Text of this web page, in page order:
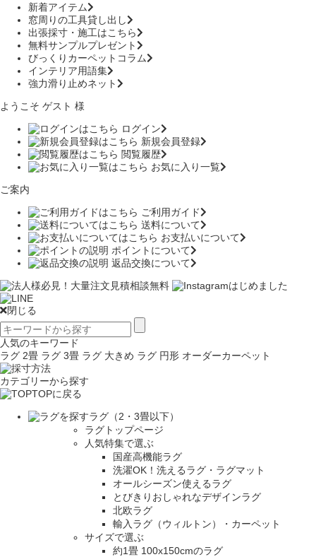
新着アイテム
窓周りの工具貸し出し
出張採寸・施工はこちら
無料サンプルプレゼント
びっくりカーペットコラム
インテリア用語集
強力滑り止めネット
ようこそ ゲスト 様
ログイン
新規会員登録
閲覧履歴
お気に入り一覧
ご案内
ご利用ガイド
送料について
お支払いについて
ポイントについて
返品交換について
閉じる
人気のキーワード
ラグ 2畳 ラグ 3畳 ラグ 大きめ ラグ 円形 オーダーカーペット
カテゴリーから探す
TOPに戻る
ラグ（2・3畳以下）
ラグトップページ
人気特集で選ぶ
国産高機能ラグ
洗濯OK！洗えるラグ・ラグマット
オールシーズン使えるラグ
とびきりおしゃれなデザインラグ
北欧ラグ
輸入ラグ（ウィルトン）・カーペット
サイズで選ぶ
約1畳 100x150cmのラグ